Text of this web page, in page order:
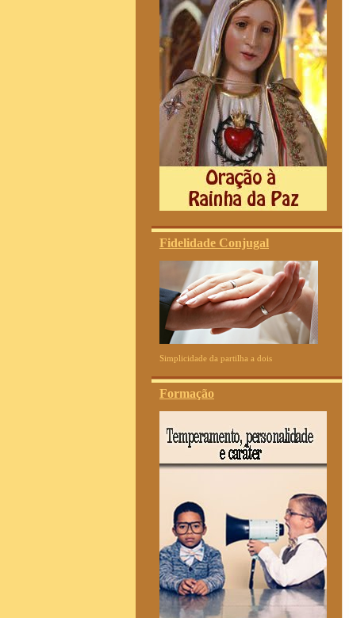
Fidelidade Conjugal
Simplicidade da partilha a dois
Formação